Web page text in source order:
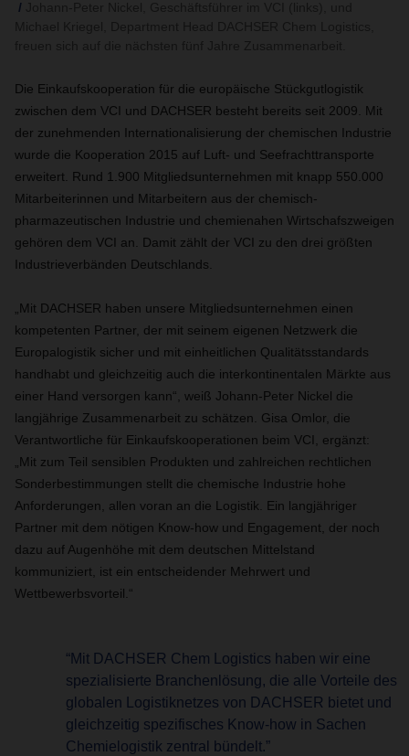
Die Einkaufskooperation für die europäische Stückgutlogistik
zwischen dem VCI und DACHSER besteht bereits seit 2009. Mit
der zunehmenden Internationalisierung der chemischen Industrie
wurde die Kooperation 2015 auf Luft- und Seefrachttransporte
erweitert. Rund 1.900 Mitgliedsunternehmen mit knapp 550.000
Mitarbeiterinnen und Mitarbeitern aus der chemisch-
pharmazeutischen Industrie und chemienahen Wirtschafszweigen
gehören dem VCI an. Damit zählt der VCI zu den drei größten
Industrieverbänden Deutschlands.
„Mit DACHSER haben unsere Mitgliedsunternehmen einen
kompetenten Partner, der mit seinem eigenen Netzwerk die
Europalogistik sicher und mit einheitlichen Qualitätsstandards
handhabt und gleichzeitig auch die interkontinentalen Märkte aus
einer Hand versorgen kann“, weiß Johann-Peter Nickel die
langjährige Zusammenarbeit zu schätzen. Gisa Omlor, die
Verantwortliche für Einkaufskooperationen beim VCI, ergänzt:
„Mit zum Teil sensiblen Produkten und zahlreichen rechtlichen
Sonderbestimmungen stellt die chemische Industrie hohe
Anforderungen, allen voran an die Logistik. Ein langjähriger
Partner mit dem nötigen Know-how und Engagement, der noch
dazu auf Augenhöhe mit dem deutschen Mittelstand
kommuniziert, ist ein entscheidender Mehrwert und
Wettbewerbsvorteil.“
“Mit DACHSER Chem Logistics haben wir eine
spezialisierte Branchenlösung, die alle Vorteile des
globalen Logistiknetzes von DACHSER bietet und
gleichzeitig spezifisches Know-how in Sachen
Chemielogistik zentral bündelt.”